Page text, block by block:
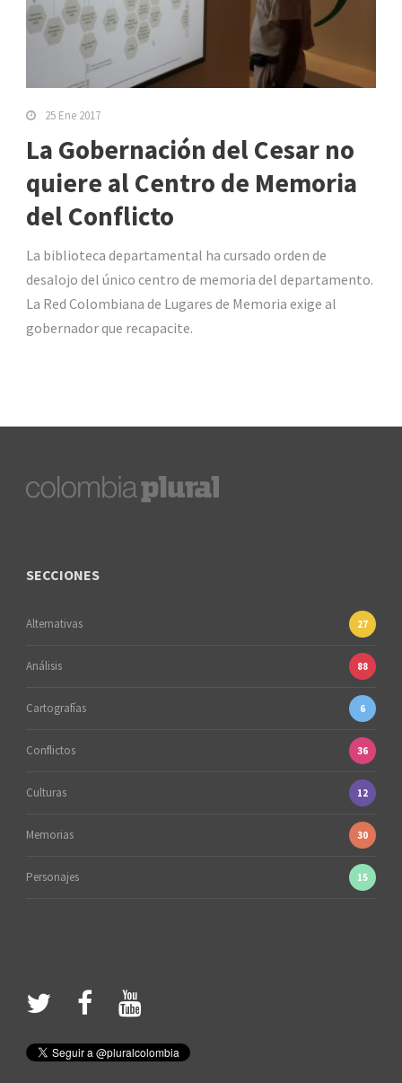
25 Ene 2017
La Gobernación del Cesar no
quiere al Centro de Memoria
del Conflicto
La biblioteca departamental ha cursado orden de
desalojo del único centro de memoria del departamento.
La Red Colombiana de Lugares de Memoria exige al
gobernador que recapacite.
SECCIONES
Alternativas 27
Análisis 88
Cartografías 6
Conflictos 36
Culturas 12
Memorias 30
Personajes 15